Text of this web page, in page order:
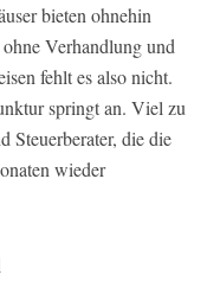
bieten ohnehin
Verhandlung und
fehlt es also nicht.
springt an. Viel zu
Steuerberater, die die
wieder